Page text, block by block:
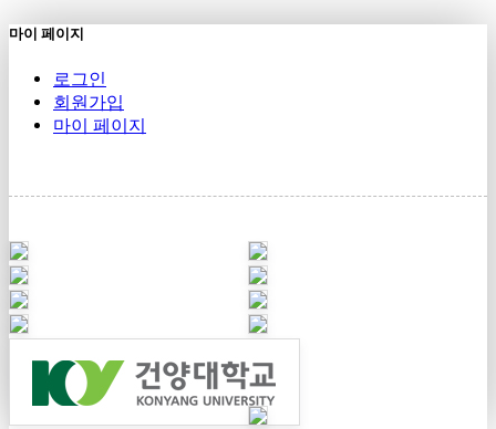
마이 페이지
로그인
회원가입
마이 페이지